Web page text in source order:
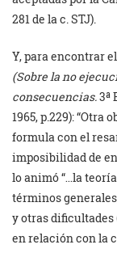
281 de la c. STJ).
Y, para encontrar
(Sobre la no
consecuencias.3ª
1965, p.229): “Otra
formula con el
imposibilidad de
lo animó “…la
términos
y otras dificultades
en relación con la